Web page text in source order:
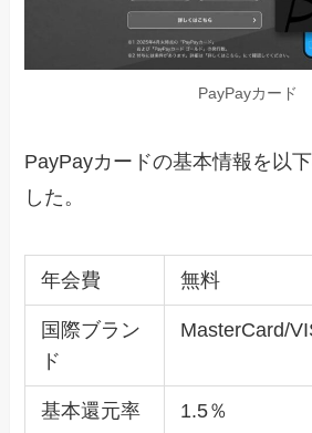
PayPayカード
PayPayカードの基本情報を以
した。
年会費 無料
国際ブラン
ド
MasterCard/
基本還元率 1.5％